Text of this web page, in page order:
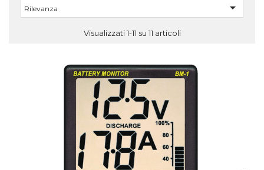
Rilevanza 
Visualizzati 1-11 su 11 articoli